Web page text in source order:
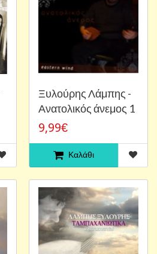
Ξυλούρης Λάμπης -
Ανατολικός άνεμος 1
9,99€
Καλάθι